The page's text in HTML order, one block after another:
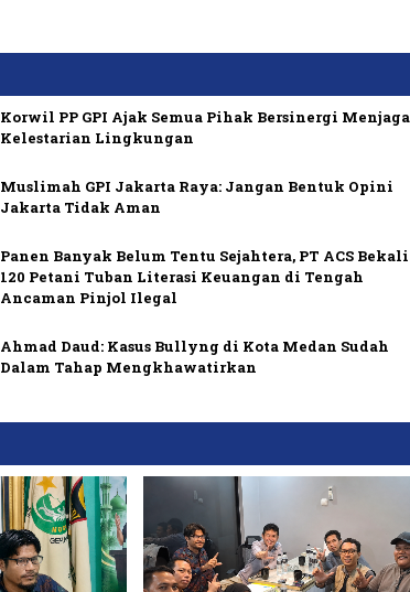
Korwil PP GPI Ajak Semua Pihak Bersinergi Menjaga
Kelestarian Lingkungan
Muslimah GPI Jakarta Raya: Jangan Bentuk Opini
Jakarta Tidak Aman
Panen Banyak Belum Tentu Sejahtera, PT ACS Bekali
120 Petani Tuban Literasi Keuangan di Tengah
Ancaman Pinjol Ilegal
Ahmad Daud: Kasus Bullyng di Kota Medan Sudah
Dalam Tahap Mengkhawatirkan